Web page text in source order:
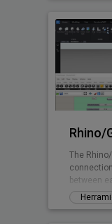
contiene
base de
como
diseñar
y un có
The
between
Building